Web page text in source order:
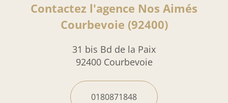
Contactez l'agence Nos Aimés
Courbevoie (92400)
31 bis Bd de la Paix
92400 Courbevoie
0180871848